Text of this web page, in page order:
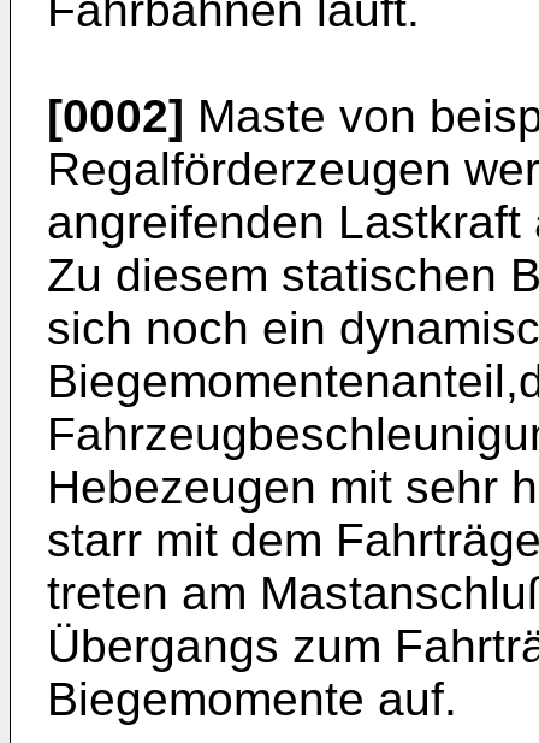
[0002] Maste von
Regalförderzeugen
angreifenden
Zu diesem statischen
sich noch ein
Hebezeugen mit sehr
starr mit dem
treten am
Übergangs zum
Biegemomente auf.